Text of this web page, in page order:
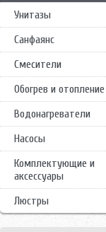
Унитазы
Санфаянс
Смесители
Обогрев и отопление
Водонагреватели
Насосы
Комплектующие и
аксессуары
Люстры